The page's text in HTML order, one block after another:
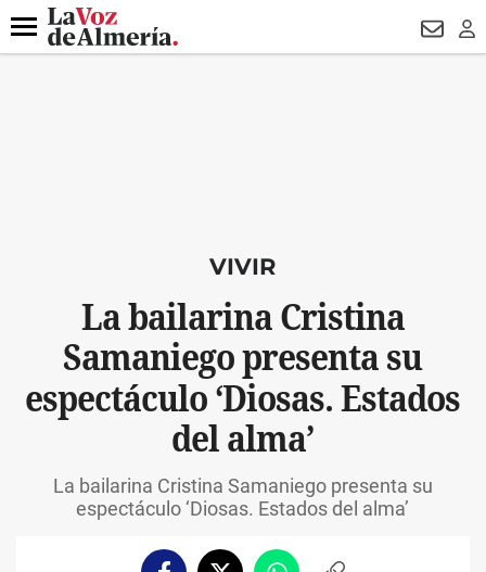
DESTACADO
Menú
VIVIR
La bailarina Cristina
Samaniego presenta su
espectáculo ‘Diosas. Estados
del alma’
La bailarina Cristina Samaniego presenta su
espectáculo ‘Diosas. Estados del alma’